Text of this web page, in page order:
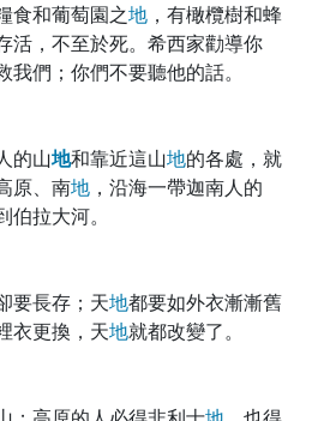
食和葡萄園之地 ，有橄欖樹和蜂
活，不至於死。希西家勸導你
們；你們不要聽他的話。
的山地和靠近這山地的各處，就
原、南地 ，沿海一帶迦南人的
伯拉大河。
要長存；天地都要如外衣漸漸舊
衣更換，天地就都改變了。